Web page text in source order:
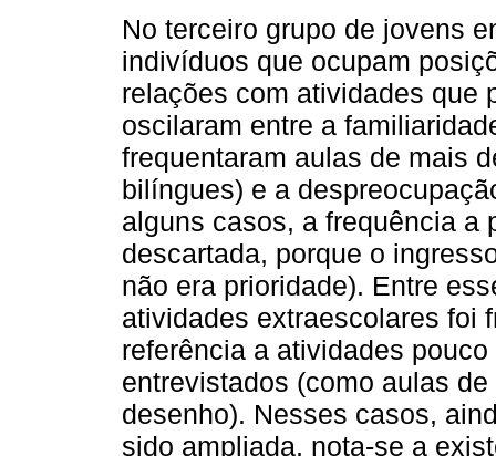
No terceiro grupo de jovens
indivíduos que ocupam
relações com atividades que
oscilaram entre a
frequentaram aulas de mais
bilíngues) e a
alguns casos, a frequência a
descartada, porque o
não era prioridade). Entre
atividades extraescolares foi
referência a atividades
entrevistados (como aulas
desenho). Nesses casos,
sido ampliada, nota-se a